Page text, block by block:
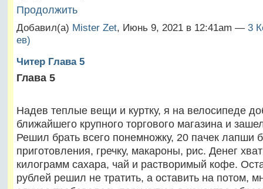
Продолжить
Добавил(а) Mister Zet, Июнь 9, 2021 в 12:41am — 3
ев)
Читер Глава 5
Глава 5
Надев теплые вещи и куртку, я на велосипеде
ближайшего крупного торгового магазина и
Решил брать всего понемножку, 20 пачек лапши
приготовления, гречку, макароны, рис. Денег
килограмм сахара, чай и растворимый кофе.
рублей решил не тратить, а оставить на потом,